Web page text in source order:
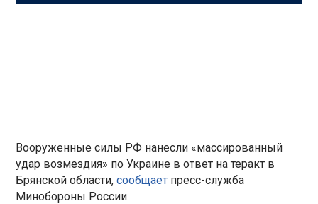
Вооруженные силы РФ нанесли «массированный
удар возмездия» по Украине в ответ на теракт в
Брянской области,сообщает пресс-служба
Минобороны России.